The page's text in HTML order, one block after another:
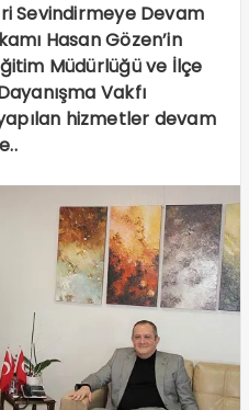
Sevindirmeye Devam
Hasan Gözen’in
Müdürlüğü ve İlçe
Vakfı
hizmetler devam